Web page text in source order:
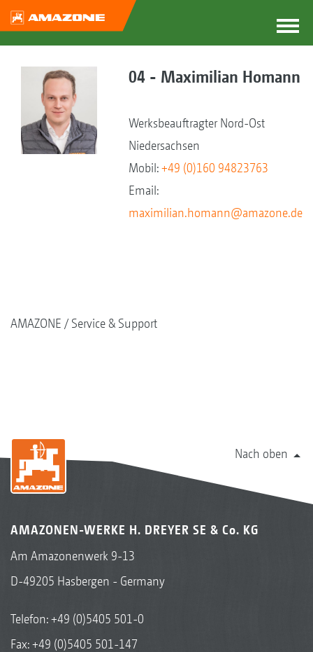
04 - Maximilian Homann
Werksbeauftragter Nord-Ost
Niedersachsen
Mobil:+49 (0)160 94823763
Email:
maximilian.homann@amazone.de
AMAZONE Service & Support
Nach oben
AMAZONEN-WERKE H. DREYER SE & Co. KG
Am Amazonenwerk 9-13
D-49205 Hasbergen - Germany
Telefon:+49 (0)5405 501-0
Fax: +49 (0)5405 501-147